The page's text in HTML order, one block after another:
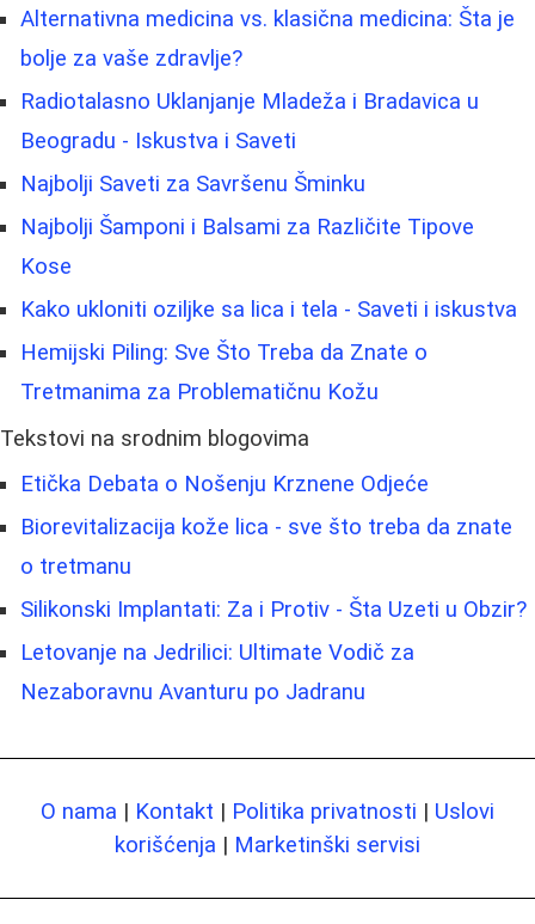
Alternativna medicina vs. klasična medicina: Šta je
bolje za vaše zdravlje?
Radiotalasno Uklanjanje Mladeža i Bradavica u
Beogradu - Iskustva i Saveti
Najbolji Saveti za Savršenu Šminku
Najbolji Šamponi i Balsami za Različite Tipove
Kose
Kako ukloniti oziljke sa lica i tela - Saveti i iskustva
Hemijski Piling: Sve Što Treba da Znate o
Tretmanima za Problematičnu Kožu
Tekstovi na srodnim blogovima
Etička Debata o Nošenju Krznene Odjeće
Biorevitalizacija kože lica - sve što treba da znate
o tretmanu
Silikonski Implantati: Za i Protiv - Šta Uzeti u Obzir?
Letovanje na Jedrilici: Ultimate Vodič za
Nezaboravnu Avanturu po Jadranu
O nama | Kontakt | Politika privatnosti | Uslovi
korišćenja | Marketinški servisi